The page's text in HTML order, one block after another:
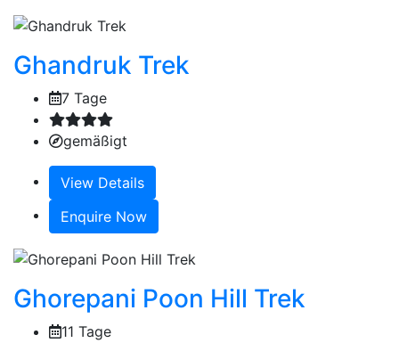
Ghandruk Trek
7 Tage
gemäßigt
View Details
Enquire Now
Ghorepani Poon Hill Trek
11 Tage